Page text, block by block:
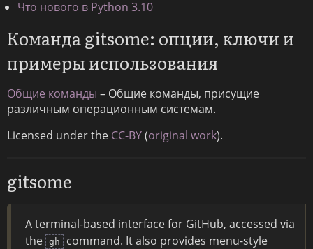
Что нового в Python 3.10
Команда gitsome: опции, ключи и
примеры использования
Общие команды – Общие команды, присущие
различным операционным системам.
Licensed under the CC-BY(original work).
gitsome
A terminal-based interface for GitHub, accessed via
the gh
command. It also provides menu-style